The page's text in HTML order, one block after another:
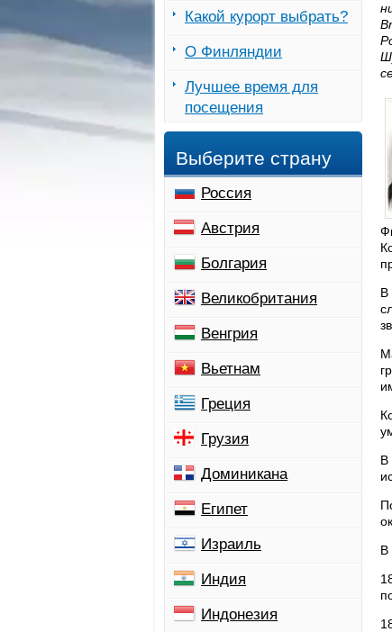
В
В
В
Какой курорт выбрать?
О Финляндии
Лучшее время для
посещения
Выберите страну
Россия
Австрия
Болгария
Великобритания
Венгрия
Вьетнам
Греция
Грузия
Доминикана
Египет
Израиль
Индия
Индонезия